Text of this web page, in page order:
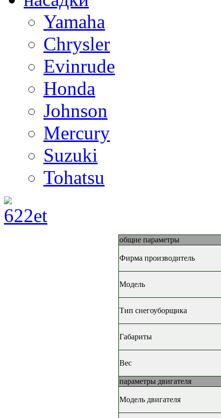
Yamaha
Chrysler
Evinrude
Honda
Johnson
Mercury
Suzuki
Tohatsu
общие параметры
Фирма производитель
Модель
Тип снегоуборщика
Габариты
Вес
параметры двигателя
Модель двигателя